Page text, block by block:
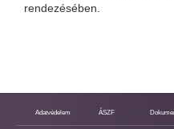
rendezésében.
Adatvédelem ÁSZF